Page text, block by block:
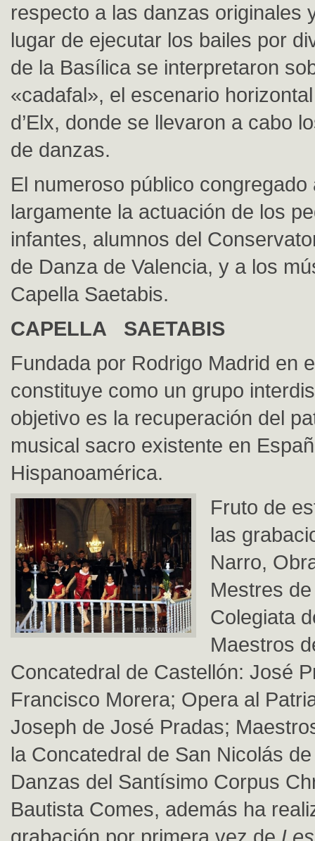
respecto a las danzas originales
lugar de ejecutar los bailes por
de la Basílica se interpretaron
«cadafal», el escenario
d’Elx, donde se llevaron a cabo
de danzas.
El numeroso público
largamente la actuación de los
infantes, alumnos del
de Danza de Valencia, y a los
Capella Saetabis.
CAPELLA SAETABIS
Fundada por Rodrigo Madrid en
constituye como un grupo
objetivo es la recuperación del
musical sacro existente en
Hispanoamérica.
Fruto de
las
Narro,
Mestres
Colegiata
Maestros
Concatedral de Castellón: José
Francisco Morera; Opera al
Joseph de José Pradas;
la Concatedral de San Nicolás
Danzas del Santísimo Corpus
Bautista Comes, además ha